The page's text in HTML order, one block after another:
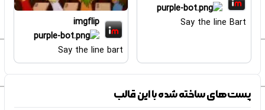
Say the line Bart
imgflip
Say the line bart
پست‌های ساخته شده با این قالب